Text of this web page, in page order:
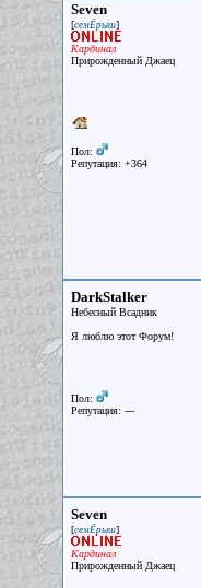
Seven
[семЁрыш]
Кардинал
Прирожденный Джаец
Пол:
Репутация: +364
DarkStalker
Небесный Всадник
Я люблю этот Форум!
Пол:
Репутация: ---
Seven
[семЁрыш]
Кардинал
Прирожденный Джаец